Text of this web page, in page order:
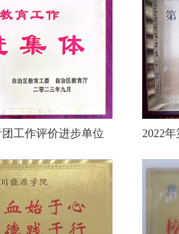
工作评价进步单位